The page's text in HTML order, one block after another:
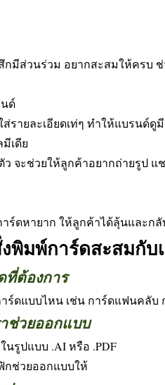
มีส่วนร่วม อยากสะสมให้ครบ
ด์
ส่รายละเอียดเท่ๆ ทำให้แบรนด์ดู
เดีย
ว จะช่วยให้ลูกค้าอยากถ่ายรูป
ร์ดหายาก ให้ลูกค้าได้ลุ้นและกลั
มพ์การ์ดสะสมกับ
ที่ต้องการ
ร์ดแบบไหน เช่น การ์ดแฟนคลับ
าช่วยออกแบบ
รูปแบบ .AI หรือ .PDF
กช่วยออกแบบให้